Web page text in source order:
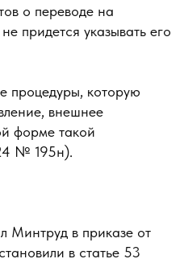
о переводе на
придется указывать его
процедуры, которую
внешнее
форме такой
№ 195н).
Минтруд в приказе от
в статье 53